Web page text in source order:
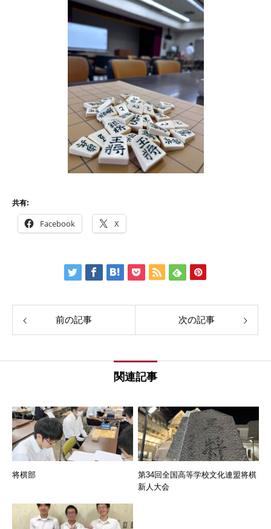
共有:
Facebook X
前の記事 次の記事
関連記事
将棋部
第34回全国高等学校文化連盟将棋
新人大会